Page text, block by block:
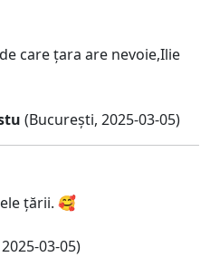
care țara are nevoie,Ilie
(București, 2025-03-05)
țării. 🥰
03-05)